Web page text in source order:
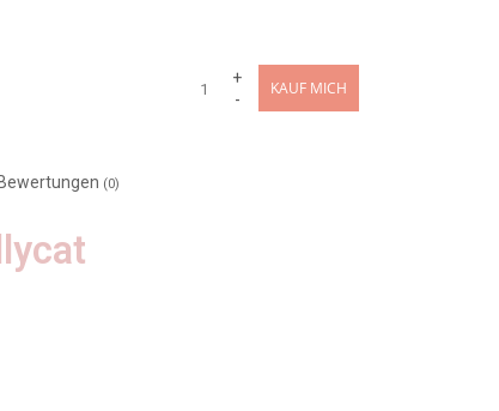
+
-
KAUF MICH
Bewertungen (0)